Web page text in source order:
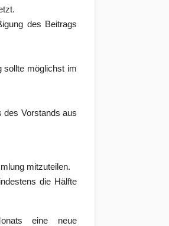
des Beitrags
sollte möglichst im
des Vorstands aus
mitzuteilen.
die Hälfte
eine neue